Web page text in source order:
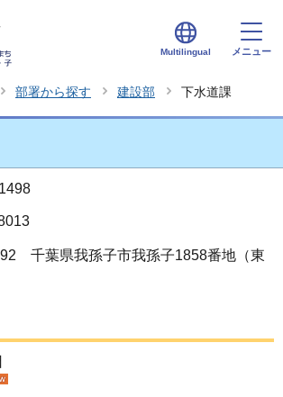
Multilingual メニュー
部署から探す 建設部 下水道課
千葉県我孫子市我孫子1858番地（東